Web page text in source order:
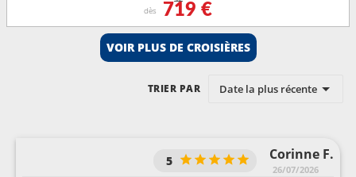
dès 719 €
VOIR PLUS DE CROISIÈRES
TRIER PAR Date la plus récente
Corinne F.
26/07/2026
5